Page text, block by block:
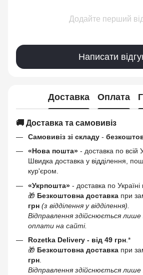
Додайте перший
Написати
Доставка Оплата
🚚 Доставка та самовивіз
Самовивіз зі складу -
«Нова пошта» - доставка по всій
Швидка доставка у відділення,
кур'єром.
«Укрпошта» - доставка по Україні
🎁 Безкоштовна доставка при
грн (з відділення у відділення).
Відправлення здійснюється лише
оплати на сайті.
Rozetka Delivery - від 49 грн .*
🎁 Безкоштовна доставка при
грн
Відправлення здійснюється лише